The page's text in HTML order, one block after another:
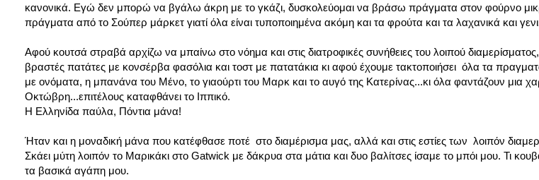
κανονικά. Εγώ δεν μπορώ να βγάλω άκρη με το γκάζι, δυσκολεύομαι να βράσω πράγματα στον φούρνο
πράγματα από το Σούπερ μάρκετ γιατί όλα είναι τυποποιημένα ακόμη και τα φρούτα και τα λαχανικά και
Αφού κουτσά στραβά αρχίζω να μπαίνω στο νόημα και στις διατροφικές συνήθειες του λοιπού
βραστές πατάτες με κονσέρβα φασόλια και τοστ με πατατάκια κι αφού έχουμε τακτοποιήσει όλα τα
με ονόματα, η μπανάνα του Μένο, το γιαούρτι του Μαρκ και το αυγό της Κατερίνας...κι όλα φαντάζουν μια
Οκτώβρη...επιτέλους καταφθάνει το Ιππικό.
Η Ελληνίδα παύλα, Πόντια μάνα!
Ήταν και η μοναδική μάνα που κατέφθασε ποτέ στο διαμέρισμα μας, αλλά και στις εστίες των λοιπόν
Σκάει μύτη λοιπόν το Μαρικάκι στο Gatwick με δάκρυα στα μάτια και δυο βαλίτσες ίσαμε το μπόι μου. Τι
τα βασικά αγάπη μου.